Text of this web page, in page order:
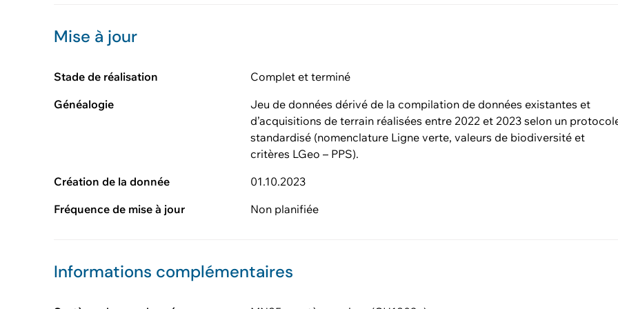
Mise à jour
Stade de réalisation
Complet et terminé
Généalogie
Jeu de données dérivé de la compilation de données existantes et
d’acquisitions de terrain réalisées entre 2022 et 2023 selon un
standardisé (nomenclature Ligne verte, valeurs de biodiversité et
critères LGeo – PPS).
Création de la donnée
01.10.2023
Fréquence de mise à jour
Non planifiée
Informations complémentaires